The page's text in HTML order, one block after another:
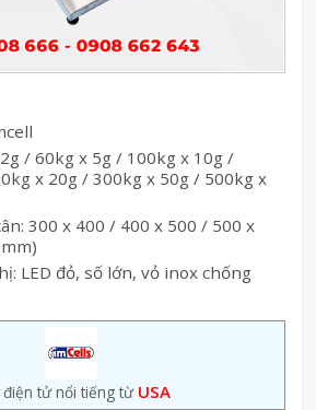
/ 60kg x 5g / 100kg x 10g /
x 20g / 300kg x 50g / 500kg x
300 x 400 / 400 x 500 / 500 x
LED đỏ, số lớn, vỏ inox chống
điện tử nổi tiếng từ USA